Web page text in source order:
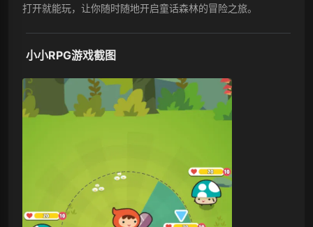
打开就能玩，让你随时随地开启童话森林的冒险之旅。
小小RPG游戏截图